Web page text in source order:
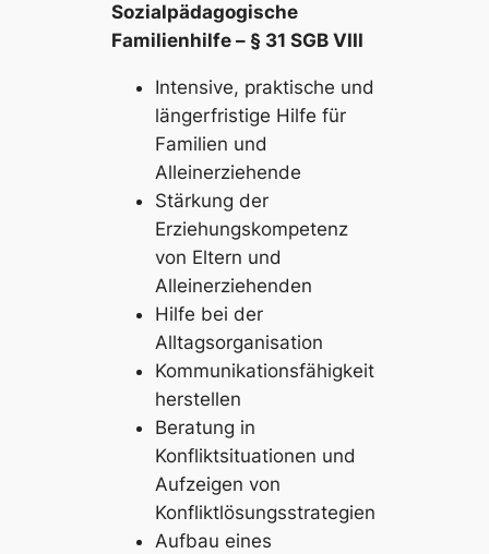
Sozialpädagogische
Familienhilfe – § 31 SGB VIII
Intensive, praktische und
längerfristige Hilfe für
Familien und
Alleinerziehende
Stärkung der
Erziehungskompetenz
von Eltern und
Alleinerziehenden
Hilfe bei der
Alltagsorganisation
Kommunikationsfähigkeit
herstellen
Beratung in
Konfliktsituationen und
Aufzeigen von
Konfliktlösungsstrategien
Aufbau eines